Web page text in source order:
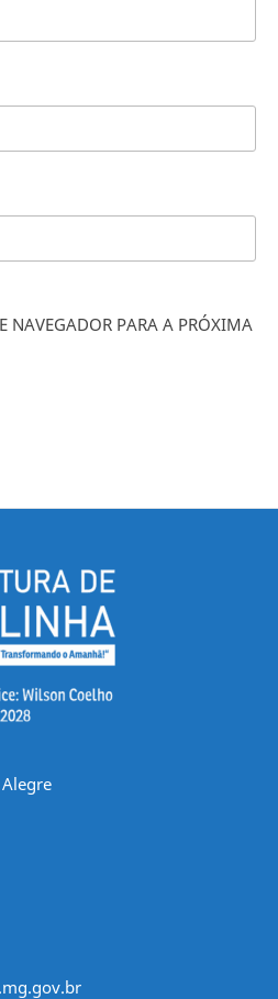
NAVEGADOR PARA A PRÓXIMA